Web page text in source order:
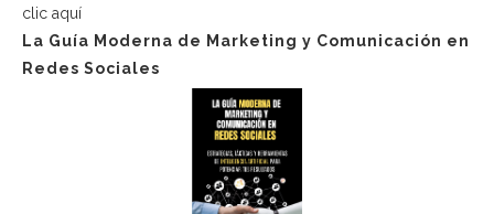
clic aquí
La Guía Moderna de Marketing y Comunicación en
Redes Sociales